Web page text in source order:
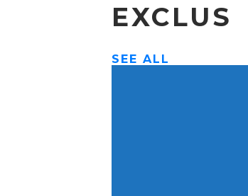
EXCLUS
SEE ALL